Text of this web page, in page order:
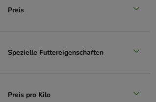
Preis
Spezielle Futtereigenschaften
Preis pro Kilo